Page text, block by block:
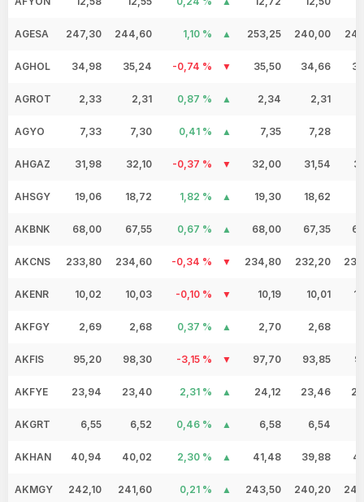
AGESA 247,30 244,60 1,10 % 253,25 240,00
AGHOL 34,98 35,24 -0,74 % 35,50 34,66
AGROT 2,33 2,31 0,87 % 2,34 2,31
AGYO 7,33 7,30 0,41 % 7,35 7,28
AHGAZ 31,98 32,10 -0,37 % 32,00 31,54
AHSGY 19,06 18,72 1,82 % 19,30 18,62
AKBNK 68,00 67,55 0,67 % 68,00 67,35
AKCNS 233,80 234,60 -0,34 % 234,80 232,20
AKENR 10,02 10,03 -0,10 % 10,19 10,01
AKFGY 2,69 2,68 0,37 % 2,70 2,68
AKFIS 95,20 98,30 -3,15 % 97,70 93,85
AKFYE 23,94 23,40 2,31 % 24,12 23,46
AKGRT 6,55 6,52 0,46 % 6,58 6,54
AKHAN 40,94 40,02 2,30 % 41,48 39,88
AKMGY 242,10 241,60 0,21 % 243,50 240,20